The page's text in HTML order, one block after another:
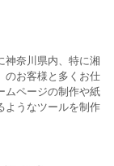
神奈川県内、特に湘
のお客様と多くお仕
ムページの制作や紙
ようなツールを制作